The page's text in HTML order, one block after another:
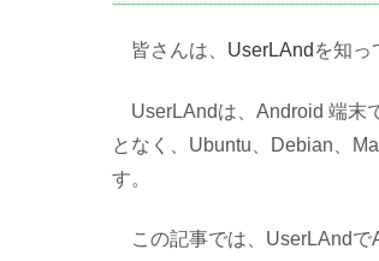
皆さんは、 UserLAnd を知っ
UserLAndは、Android 端末
となく、Ubuntu、Debian、
す。
この記事では、UserLAndで